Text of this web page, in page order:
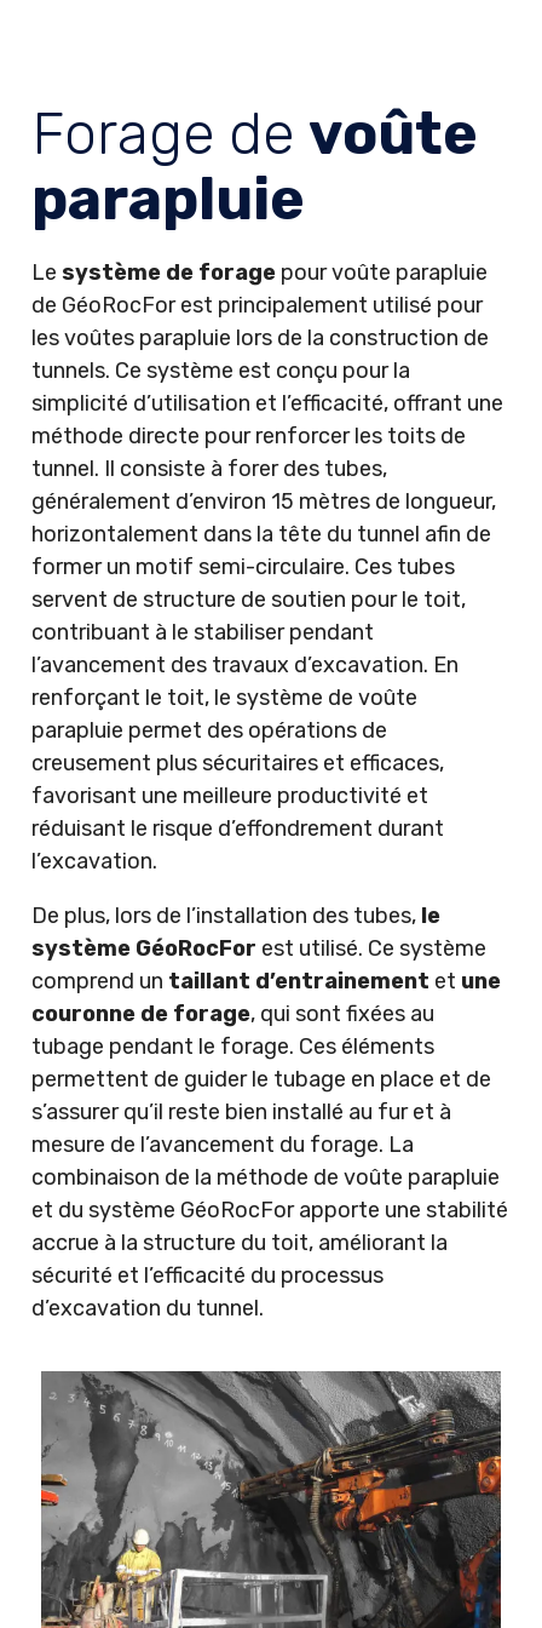
Forage de voûte
parapluie
Le système de forage pour voûte parapluie
de GéoRocFor est principalement utilisé pour
les voûtes parapluie lors de la construction de
tunnels. Ce système est conçu pour la
simplicité d’utilisation et l’efficacité, offrant une
méthode directe pour renforcer les toits de
tunnel. Il consiste à forer des tubes,
généralement d’environ 15 mètres de longueur,
horizontalement dans la tête du tunnel afin de
former un motif semi-circulaire. Ces tubes
servent de structure de soutien pour le toit,
contribuant à le stabiliser pendant
l’avancement des travaux d’excavation. En
renforçant le toit, le système de voûte
parapluie permet des opérations de
creusement plus sécuritaires et efficaces,
favorisant une meilleure productivité et
réduisant le risque d’effondrement durant
l’excavation.
De plus, lors de l’installation des tubes, le
système GéoRocFor est utilisé. Ce système
comprend un taillant d’entrainement et une
couronne de forage, qui sont fixées au
tubage pendant le forage. Ces éléments
permettent de guider le tubage en place et de
s’assurer qu’il reste bien installé au fur et à
mesure de l’avancement du forage. La
combinaison de la méthode de voûte parapluie
et du système GéoRocFor apporte une stabilité
accrue à la structure du toit, améliorant la
sécurité et l’efficacité du processus
d’excavation du tunnel.